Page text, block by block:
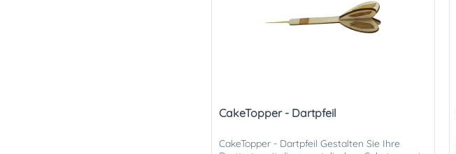
CakeTopper - Dartpfeil
CakeTopper - Dartpfeil Gestalten Sie Ihre